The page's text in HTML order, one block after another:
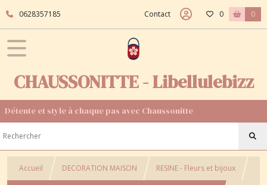
0628357185 Contact 0 0
CHAUSSONITTE - Libellulebizz
Détente et style à chaque pas avec Chaussonitte
Accueil DECORATION MAISON RESINE - Fleurs et bijoux